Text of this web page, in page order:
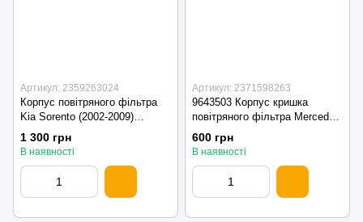
Артикул: 2359263024
Корпус повітряного фільтра
Kia Sorento (2002-2009)
281113e200
1 300 грн
В наявності
Артикул: 2371598263
9643503 Корпус кришка
повітряного фільтра Mercedes
w210 2.2 cdi
600 грн
В наявності